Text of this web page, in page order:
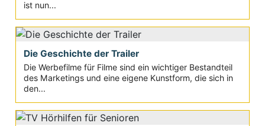
ist nun...
Die Geschichte der Trailer
Die Werbefilme für Filme sind ein wichtiger Bestandteil
des Marketings und eine eigene Kunstform, die sich in
den...